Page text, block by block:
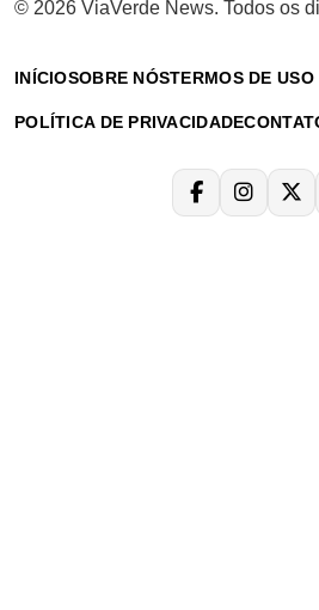
© 2026 ViaVerde News. Todos os
INÍCIOSOBRE NÓSTERMOS DE USO
POLÍTICA DE PRIVACIDADE